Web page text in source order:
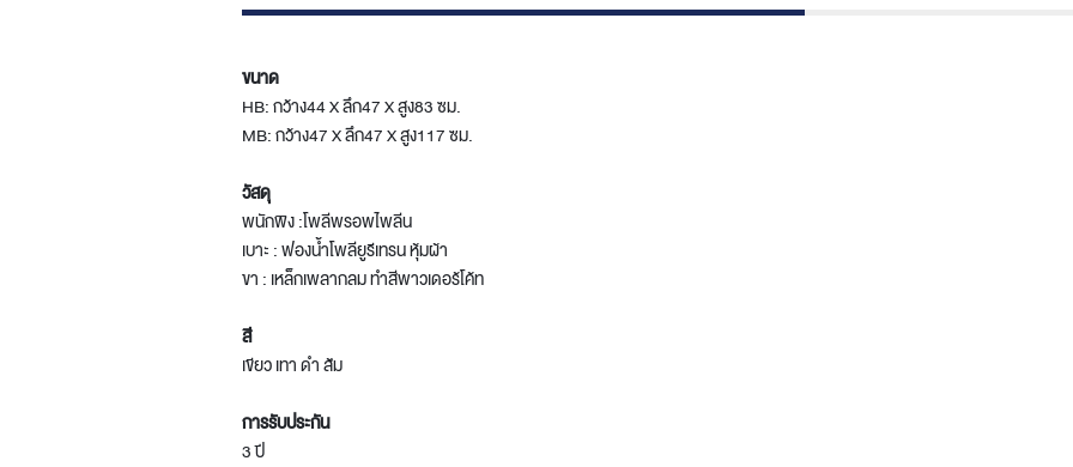
ขนาด
HB: กว้าง44 X ลึก47 X สูง83 ซม.
MB: กว้าง47 X ลึก47 X สูง117 ซม.
วัสดุ
พนักพิง :โพลีพรอพไพลีน
เบาะ : ฟองน้ำโพลียูรีเทรน หุ้มผ้า
ขา : เหล็กเพลากลม ทำสีพาวเดอร้โค้ท
สี
เขียว เทา ดำ ส้ม
การรับประกัน
3 ปี